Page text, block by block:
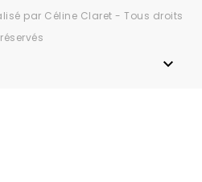
par Céline Claret - Tous droits
réservés
